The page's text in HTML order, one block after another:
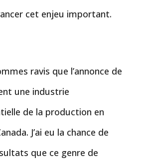
cet enjeu important.
ravis que l’annonce de
une industrie
de la production en
J’ai eu la chance de
que ce genre de